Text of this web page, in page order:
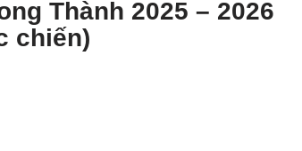
Thành 2025 – 2026
chiến)